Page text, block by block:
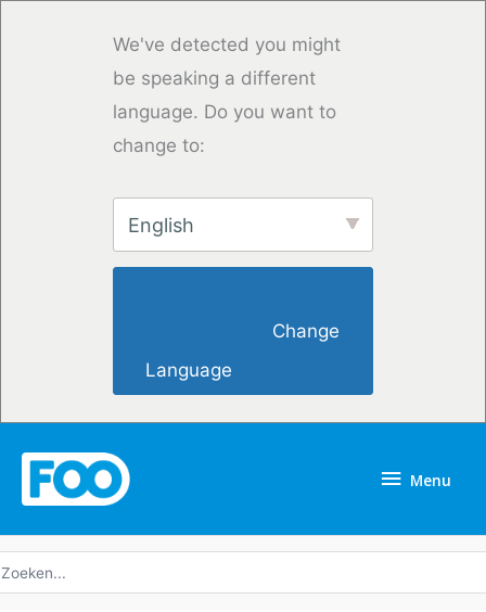
We've detected you might
be speaking a different
language. Do you want to
change to:
English
Language
Menu